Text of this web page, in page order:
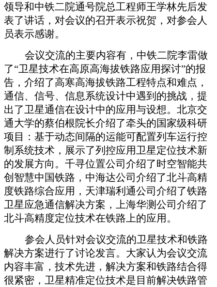
领导和中铁二院通号院总工程师王学林先后发
表了讲话，对会议的召开表示祝贺，对参会 人
员表示感谢。
会议交流的主要内容有， 中铁二院李雷做
了“卫星技术在高原高海拔铁路应用探讨”的报
告，介绍了高寒高海拔铁路工程特点和难点，
通信、信号、信息系统设计中遇到的挑战，提
出了卫星通信在设计中的应用与设想。北京交
通大学的蔡伯根院长介绍了牵头的国家级科研
项目： 基于动态间隔的运能可配置列车运行控
制系统技术， 展示了列控应用卫星定位技术新
的发展方向。 千寻位置公司 介绍了时空智能共
创智慧中国铁路，中海达公司介绍了北斗高精
度铁路综合应用，天津瑞利通公司介绍了铁路
卫星应急通信解决方案，上海华测 公司介绍了
北斗高精度定位技术在铁路上的应用。
参会人员针对会议交流的卫星技术和铁路
解决方案进行了讨论发言。大家认为会议交流
内容丰富，技术先进，解决方案和铁路结合得
很紧密， 卫星精准定位技术是目前解决铁路管